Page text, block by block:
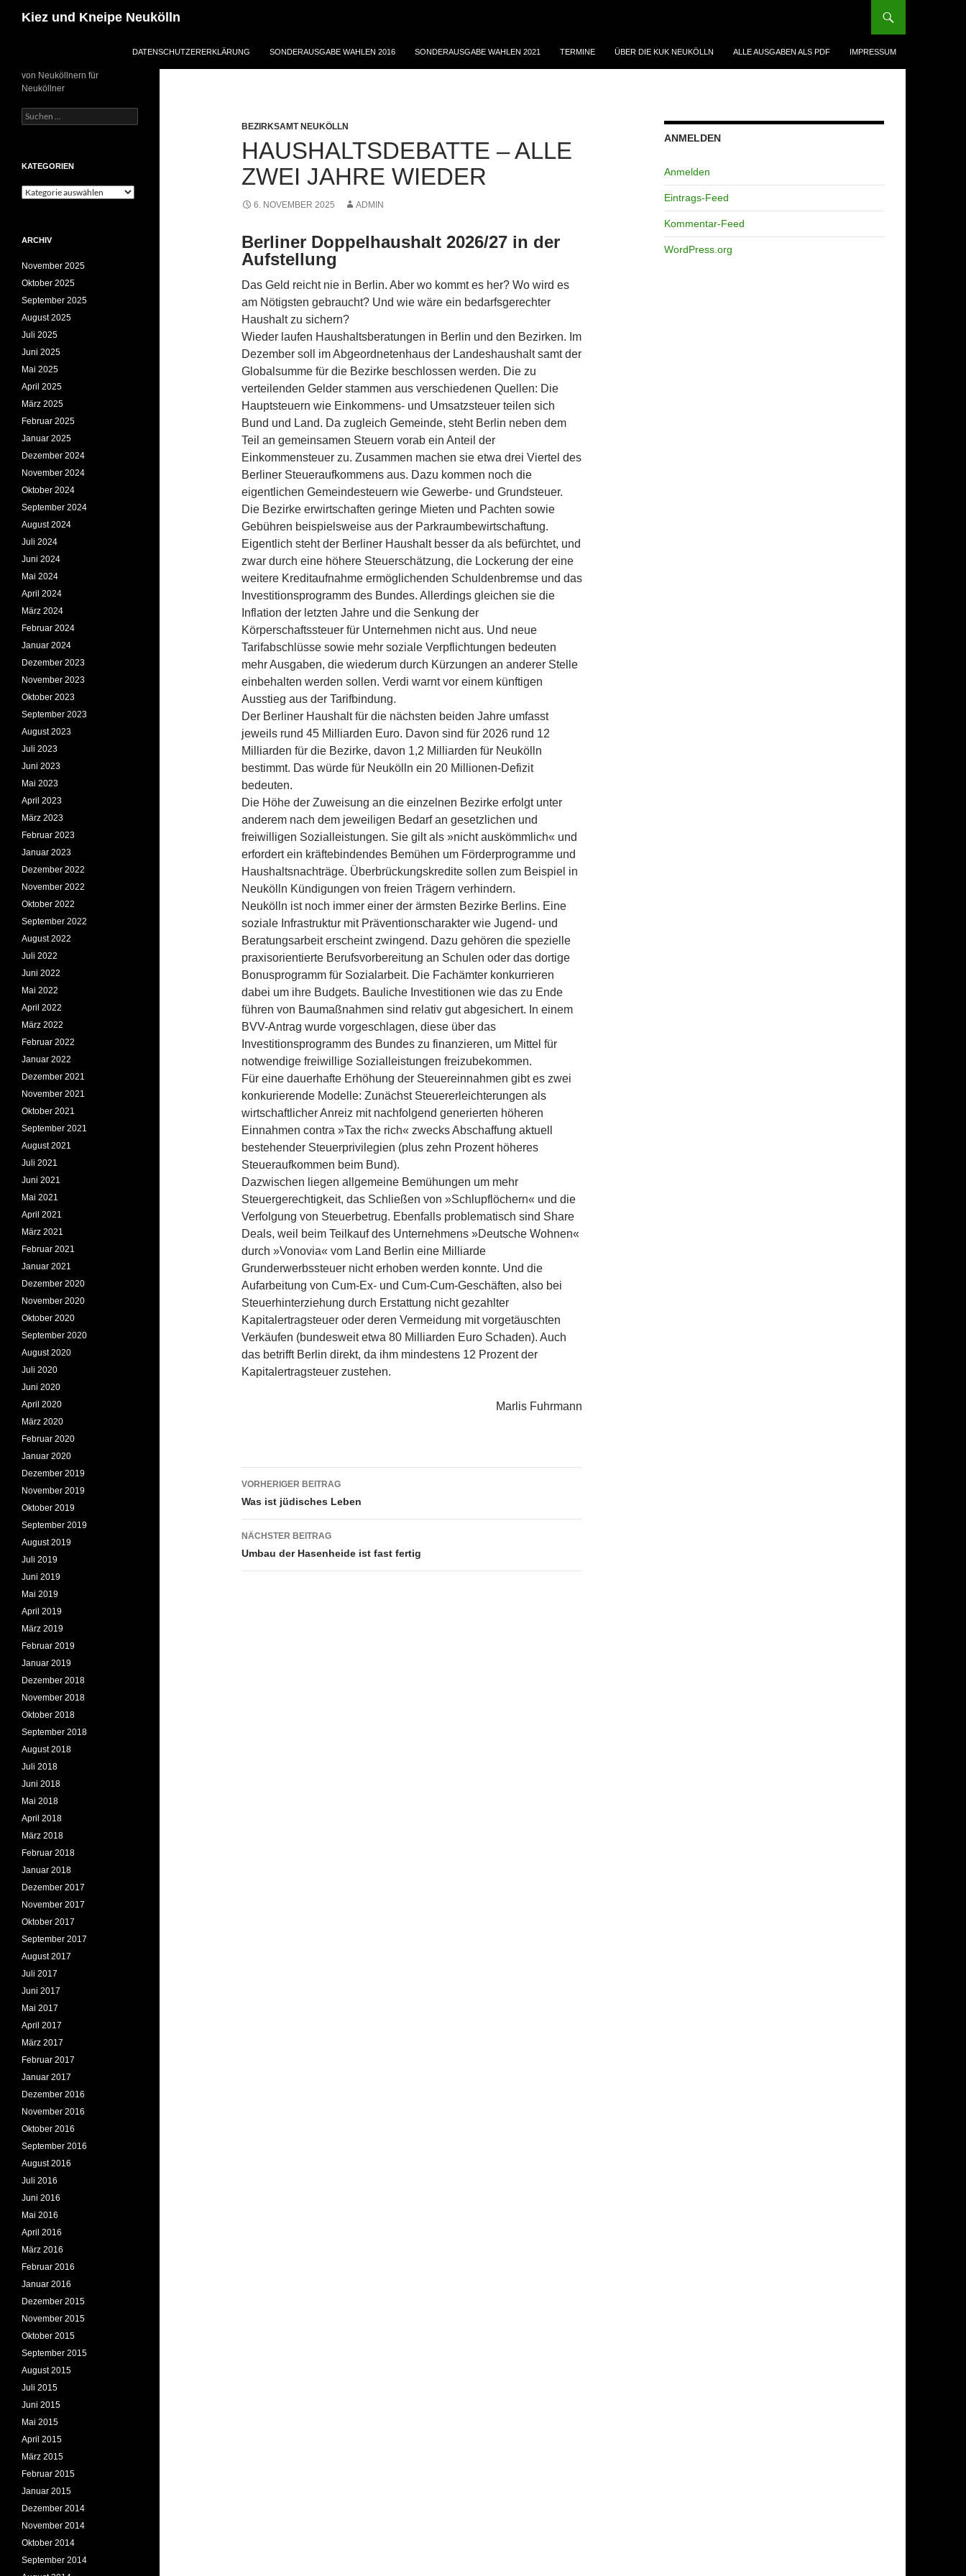
Inhalt
Kiez und Kneipe Neukölln
DATENSCHUTZERERKLÄRUNG SONDERAUSGABE WAHLEN 2016 SONDERAUSGABE WAHLEN 2021 TERMINE ÜBER DIE KUK NEUKÖLLN ALLE AUSGABEN ALS PDF IMPRESSUM
BEZIRKSAMT NEUKÖLLN
HAUSHALTSDEBATTE – ALLE
ZWEI JAHRE WIEDER
6. NOVEMBER 2025 ADMIN
Berliner Doppelhaushalt 2026/27 in der
Aufstellung
Das Geld reicht nie in Berlin. Aber wo kommt es her? Wo wird es
am Nötigsten gebraucht? Und wie wäre ein bedarfsgerechter
Haushalt zu sichern?
Wieder laufen Haushaltsberatungen in Berlin und den Bezirken. Im
Dezember soll im Abgeordnetenhaus der Landeshaushalt samt der
Globalsumme für die Bezirke beschlossen werden. Die zu
verteilenden Gelder stammen aus verschiedenen Quellen: Die
Hauptsteuern wie Einkommens- und Umsatzsteuer teilen sich
Bund und Land. Da zugleich Gemeinde, steht Berlin neben dem
Teil an gemeinsamen Steuern vorab ein Anteil der
Einkommensteuer zu. Zusammen machen sie etwa drei Viertel des
Berliner Steueraufkommens aus. Dazu kommen noch die
eigentlichen Gemeindesteuern wie Gewerbe- und Grundsteuer.
Die Bezirke erwirtschaften geringe Mieten und Pachten sowie
Gebühren beispielsweise aus der Parkraumbewirtschaftung.
Eigentlich steht der Berliner Haushalt besser da als befürchtet, und
zwar durch eine höhere Steuerschätzung, die Lockerung der eine
weitere Kreditaufnahme ermöglichenden Schuldenbremse und das
Investitionsprogramm des Bundes. Allerdings gleichen sie die
Inflation der letzten Jahre und die Senkung der
Körperschaftssteuer für Unternehmen nicht aus. Und neue
Tarifabschlüsse sowie mehr soziale Verpflichtungen bedeuten
mehr Ausgaben, die wiederum durch Kürzungen an anderer Stelle
einbehalten werden sollen. Verdi warnt vor einem künftigen
Ausstieg aus der Tarifbindung.
Der Berliner Haushalt für die nächsten beiden Jahre umfasst
jeweils rund 45 Milliarden Euro. Davon sind für 2026 rund 12
Milliarden für die Bezirke, davon 1,2 Milliarden für Neukölln
bestimmt. Das würde für Neukölln ein 20 Millionen-Defizit
bedeuten.
Die Höhe der Zuweisung an die einzelnen Bezirke erfolgt unter
anderem nach dem jeweiligen Bedarf an gesetzlichen und
freiwilligen Sozialleistungen. Sie gilt als »nicht auskömmlich« und
erfordert ein kräftebindendes Bemühen um Förderprogramme und
Haushaltsnachträge. Überbrückungskredite sollen zum Beispiel in
Neukölln Kündigungen von freien Trägern verhindern.
Neukölln ist noch immer einer der ärmsten Bezirke Berlins. Eine
soziale Infrastruktur mit Präventionscharakter wie Jugend- und
Beratungsarbeit erscheint zwingend. Dazu gehören die spezielle
praxis­orientierte Berufsvorbereitung an Schulen oder das dortige
Bonusprogramm für Sozialarbeit. Die Fachämter konkurrieren
dabei um ihre Budgets. Bauliche Investitionen wie das zu Ende
führen von Baumaßnahmen sind relativ gut abgesichert. In einem
BVV-Antrag wurde vorgeschlagen, diese über das
Investitionsprogramm des Bundes zu finanzieren, um Mittel für
notwendige freiwillige Sozialleistungen freizubekommen.
Für eine dauerhafte Erhöhung der Steuereinnahmen gibt es zwei
konkurierende Modelle: Zunächst Steuererleichterungen als
wirtschaftlicher Anreiz mit nachfolgend generierten höheren
Einnahmen contra »Tax the rich« zwecks Abschaffung aktuell
bestehender Steuerprivilegien (plus zehn Prozent höheres
Steueraufkommen beim Bund).
Dazwischen liegen allgemeine Bemühungen um mehr
Steuergerechtigkeit, das Schließen von »Schlupflöchern« und die
Verfolgung von Steuerbetrug. Ebenfalls problematisch sind Share
Deals, weil beim Teilkauf des Unternehmens »Deutsche Wohnen«
durch »Vonovia« vom Land Berlin eine Milliarde
Grunderwerbssteuer nicht erhoben werden konnte. Und die
Aufarbeitung von Cum-Ex- und Cum-Cum-Geschäften, also bei
Steuerhinterziehung durch Erstattung nicht gezahlter
Kapitalertragsteuer oder deren Vermeidung mit vorgetäuschten
Verkäufen (bundesweit etwa 80 Milliarden Euro Schaden). Auch
das betrifft Berlin direkt, da ihm mindestens 12 Prozent der
Kapitalertragsteuer zustehen.
Marlis Fuhrmann
Beitragsnavigation
VORHERIGER BEITRAG
Was ist jüdisches Leben
NÄCHSTER BEITRAG
Umbau der Hasenheide ist fast fertig
ANMELDEN
Anmelden
Eintrags-Feed
Kommentar-Feed
WordPress.org
von Neuköllnern für
Neuköllner
Suchen
nach:
KATEGORIEN
Kategorien
ARCHIV
November 2025
Oktober 2025
September 2025
August 2025
Juli 2025
Juni 2025
Mai 2025
April 2025
März 2025
Februar 2025
Januar 2025
Dezember 2024
November 2024
Oktober 2024
September 2024
August 2024
Juli 2024
Juni 2024
Mai 2024
April 2024
März 2024
Februar 2024
Januar 2024
Dezember 2023
November 2023
Oktober 2023
September 2023
August 2023
Juli 2023
Juni 2023
Mai 2023
April 2023
März 2023
Februar 2023
Januar 2023
Dezember 2022
November 2022
Oktober 2022
September 2022
August 2022
Juli 2022
Juni 2022
Mai 2022
April 2022
März 2022
Februar 2022
Januar 2022
Dezember 2021
November 2021
Oktober 2021
September 2021
August 2021
Juli 2021
Juni 2021
Mai 2021
April 2021
März 2021
Februar 2021
Januar 2021
Dezember 2020
November 2020
Oktober 2020
September 2020
August 2020
Juli 2020
Juni 2020
April 2020
März 2020
Februar 2020
Januar 2020
Dezember 2019
November 2019
Oktober 2019
September 2019
August 2019
Juli 2019
Juni 2019
Mai 2019
April 2019
März 2019
Februar 2019
Januar 2019
Dezember 2018
November 2018
Oktober 2018
September 2018
August 2018
Juli 2018
Juni 2018
Mai 2018
April 2018
März 2018
Februar 2018
Januar 2018
Dezember 2017
November 2017
Oktober 2017
September 2017
August 2017
Juli 2017
Juni 2017
Mai 2017
April 2017
März 2017
Februar 2017
Januar 2017
Dezember 2016
November 2016
Oktober 2016
September 2016
August 2016
Juli 2016
Juni 2016
Mai 2016
April 2016
März 2016
Februar 2016
Januar 2016
Dezember 2015
November 2015
Oktober 2015
September 2015
August 2015
Juli 2015
Juni 2015
Mai 2015
April 2015
März 2015
Februar 2015
Januar 2015
Dezember 2014
November 2014
Oktober 2014
September 2014